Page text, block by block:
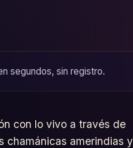
segundos, sin registro.
con lo vivo a través de
chamánicas amerindias y